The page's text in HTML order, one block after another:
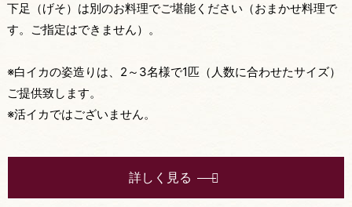
下足（げそ）は別のお料理でご堪能ください（おまかせ料理で
す。ご指定はできません）。
※白イカの姿造りは、2～3名様で1匹（人数に合わせたサイズ）
ご提供致します。
※活イカではございません。
詳しく見る